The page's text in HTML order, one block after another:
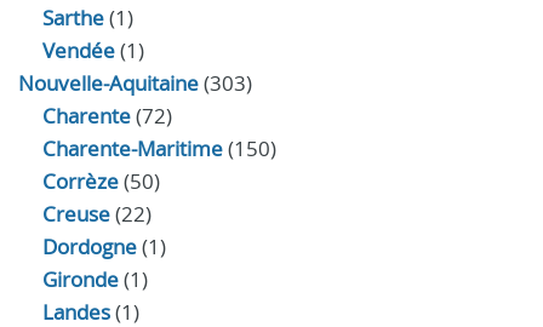
Sarthe(1)
Vendée(1)
Nouvelle-Aquitaine(303)
Charente(72)
Charente-Maritime(150)
Corrèze(50)
Creuse(22)
Dordogne(1)
Gironde(1)
Landes(1)